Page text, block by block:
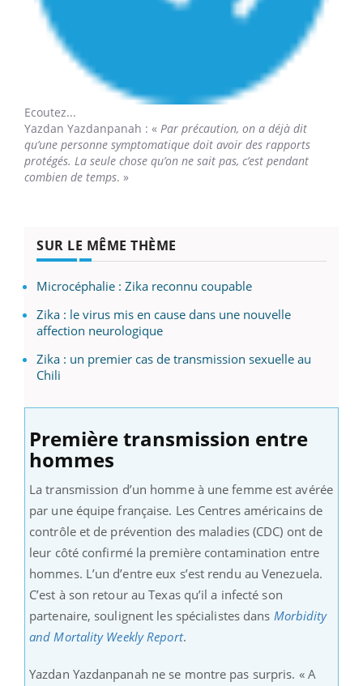
Ecoutez...
Yazdan Yazdanpanah : « Par précaution, on a déjà dit
qu’une personne symptomatique doit avoir des rapports
protégés. La seule chose qu’on ne sait pas, c’est pendant
combien de temps. »
SUR LE MÊME THÈME
Microcéphalie : Zika reconnu coupable
Zika : le virus mis en cause dans une nouvelle
affection neurologique
Zika : un premier cas de transmission sexuelle au
Chili
Première transmission entre
hommes
La transmission d’un homme à une femme est avérée
par une équipe française. Les Centres américains de
contrôle et de prévention des maladies (CDC) ont de
leur côté confirmé la première contamination entre
hommes. L’un d’entre eux s’est rendu au Venezuela.
C’est à son retour au Texas qu’il a infecté son
partenaire, soulignent les spécialistes dans Morbidity
and Mortality Weekly Report.
Yazdan Yazdanpanah ne se montre pas surpris. « A